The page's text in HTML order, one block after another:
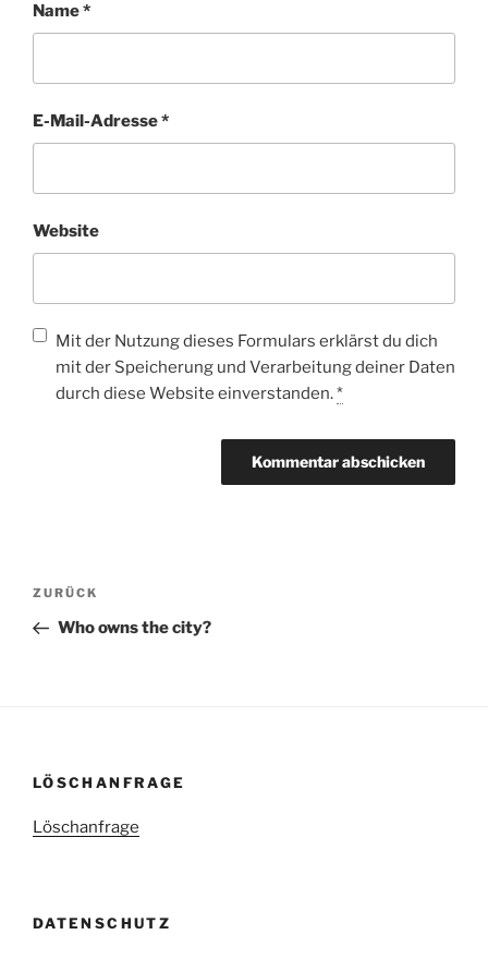
Name*
E-Mail-Adresse*
Website
Mit der Nutzung dieses Formulars erklärst du dich
mit der Speicherung und Verarbeitung deiner Daten
durch diese Website einverstanden.*
ZURÜCK
Who owns the city?
LÖSCHANFRAGE
Löschanfrage
DATENSCHUTZ